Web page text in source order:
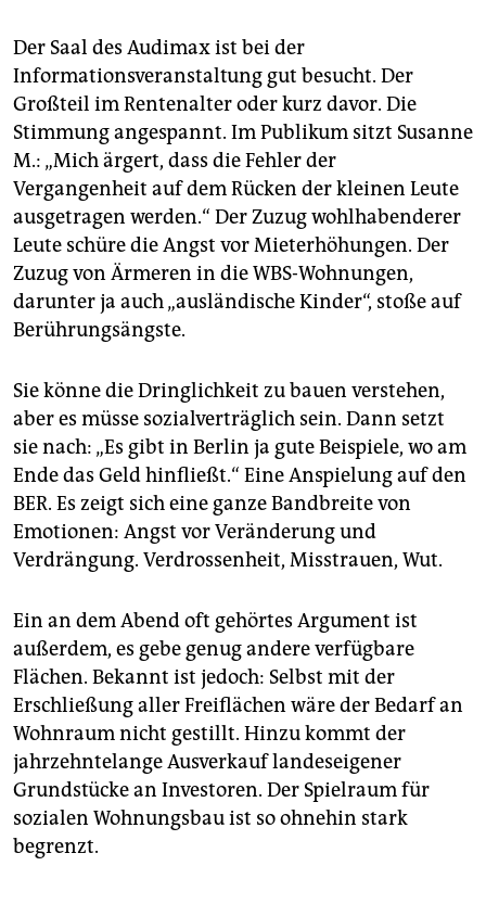
Der Saal des Audimax ist bei der
Informationsveranstaltung gut besucht. Der
Großteil im Rentenalter oder kurz davor. Die
Stimmung angespannt. Im Publikum sitzt Susanne
M.: „Mich ärgert, dass die Fehler der
Vergangenheit auf dem Rücken der kleinen Leute
ausgetragen werden.“ Der Zuzug wohlhabenderer
Leute schüre die Angst vor Mieterhöhungen. Der
Zuzug von Ärmeren in die WBS-Wohnungen,
darunter ja auch „ausländische Kinder“, stoße auf
Berührungsängste.
Sie könne die Dringlichkeit zu bauen verstehen,
aber es müsse sozialverträglich sein. Dann setzt
sie nach: „Es gibt in Berlin ja gute Beispiele, wo am
Ende das Geld hinfließt.“ Eine Anspielung auf den
BER. Es zeigt sich eine ganze Bandbreite von
Emotionen: Angst vor Veränderung und
Verdrängung. Verdrossenheit, Misstrauen, Wut.
Ein an dem Abend oft gehörtes Argument ist
außerdem, es gebe genug andere verfügbare
Flächen. Bekannt ist jedoch: Selbst mit der
Erschließung aller Freiflächen wäre der Bedarf an
Wohnraum nicht gestillt. Hinzu kommt der
jahrzehntelange Ausverkauf landeseigener
Grundstücke an Investoren. Der Spielraum für
sozialen Wohnungsbau ist so ohnehin stark
begrenzt.